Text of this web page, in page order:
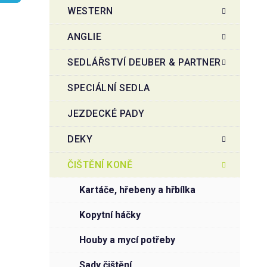
n
í
n
l
WESTERN
ANGLIE
SEDLÁŘSTVÍ DEUBER & PARTNER
SPECIÁLNÍ SEDLA
JEZDECKÉ PADY
DEKY
ČIŠTĚNÍ KONĚ
kartáče, hřebeny a hřbílka
kopytní háčky
houby a mycí potřeby
sady čištění